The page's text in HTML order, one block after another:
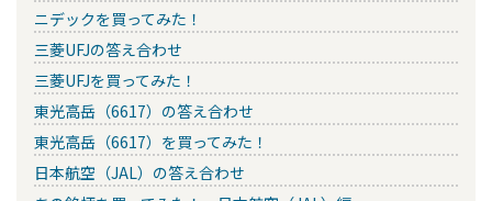
ニデックを買ってみた！
三菱UFJの答え合わせ
三菱UFJを買ってみた！
東光高岳（6617）の答え合わせ
東光高岳（6617）を買ってみた！
日本航空（JAL）の答え合わせ